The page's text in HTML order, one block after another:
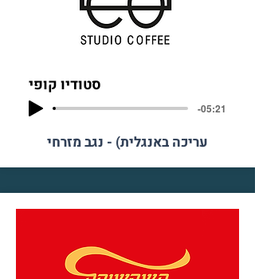
סטודיו קופי
-05:21
עריכה באנגלית) - נגב מזרחי